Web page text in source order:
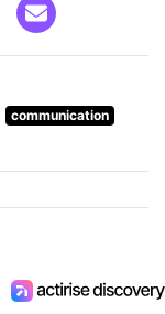
communication